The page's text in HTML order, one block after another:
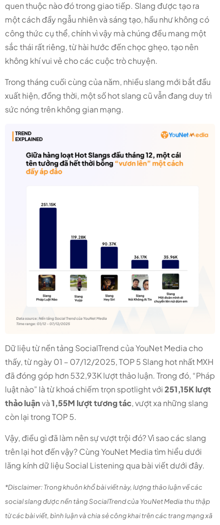
quen thuộc nào đó trong giao tiếp. Slang được tạo ra
một cách đầy ngẫu nhiên và sáng tạo, hầu như không có
công thức cụ thể, chính vì vậy mà chúng đều mang một
sắc thái rất riêng, từ hài hước đến chọc ghẹo, tạo nên
không khí vui vẻ cho các cuộc trò chuyện.
Trong tháng cuối cùng của năm, nhiều slang mới bắt đầu
xuất hiện, đồng thời, một số hot slang cũ vẫn đang duy trì
sức nóng trên không gian mạng.
Dữ liệu từ nền tảng SocialTrend của YouNet Media cho
thấy, từ ngày 01 – 07/12/2025, TOP 5 Slang hot nhất MXH
đã đóng góp hơn 532,93K lượt thảo luận. Trong đó, “Pháp
luật nào” là từ khoá chiếm trọn spotlight với251,15K lượt
thảo luậnvà1,55M lượt tương tác, vượt xa những slang
còn lại trong TOP 5.
Vậy, điều gì đã làm nên sự vượt trội đó? Vì sao các slang
trên lại hot đến vậy? Cùng YouNet Media tìm hiểu dưới
lăng kính dữ liệu Social Listening qua bài viết dưới đây.
*Disclaimer: Trong khuôn khổ bài viết này, lượng thảo luận về các
social slang được nền tảng SocialTrend của YouNet Media thu thập
từ các bài viết, bình luận và chia sẻ công khai trên các trang mạng xã